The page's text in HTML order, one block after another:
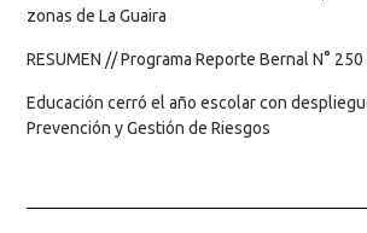
zonas de La Guaira
RESUMEN // Programa Reporte Bernal N° 250
Educación cerró el año escolar con
Prevención y Gestión de Riesgos